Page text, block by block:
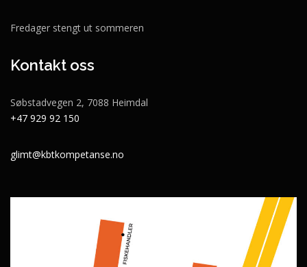
Fredager stengt ut sommeren
Kontakt oss
Søbstadvegen 2, 7088 Heimdal
+47 929 92 150
glimt@kbtkompetanse.no